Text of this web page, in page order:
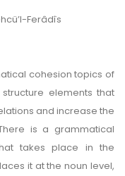
Ferâdîs
cohesion topics of
elements that
and increase the
is a grammatical
takes place in the
it at the noun level,